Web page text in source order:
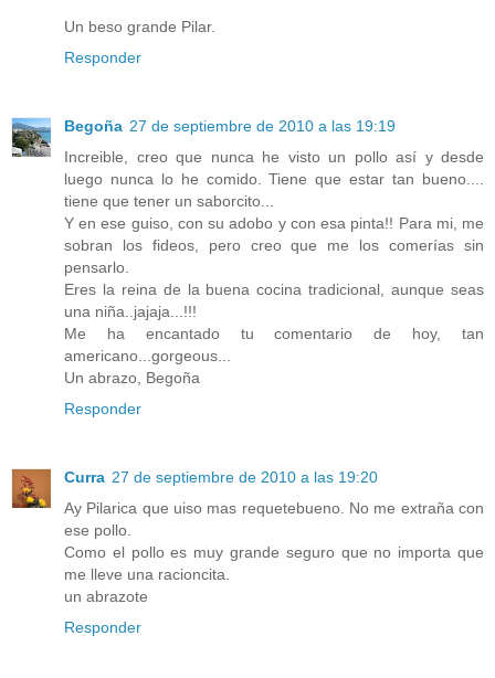
Un beso grande Pilar.
Responder
Begoña 27 de septiembre de 2010 a las 19:19
Increible, creo que nunca he visto un pollo así y desde
luego nunca lo he comido. Tiene que estar tan bueno....
tiene que tener un saborcito...
Y en ese guiso, con su adobo y con esa pinta!! Para mi, me
sobran los fideos, pero creo que me los comerías sin
pensarlo.
Eres la reina de la buena cocina tradicional, aunque seas
una niña..jajaja...!!!
Me ha encantado tu comentario de hoy, tan
americano...gorgeous...
Un abrazo, Begoña
Responder
Curra 27 de septiembre de 2010 a las 19:20
Ay Pilarica que uiso mas requetebueno. No me extraña con
ese pollo.
Como el pollo es muy grande seguro que no importa que
me lleve una racioncita.
un abrazote
Responder